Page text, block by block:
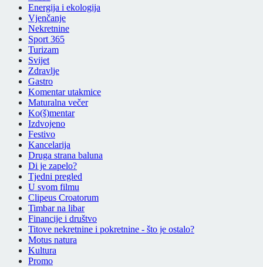
Energija i ekologija
Vjenčanje
Nekretnine
Sport 365
Turizam
Svijet
Zdravlje
Gastro
Komentar utakmice
Maturalna večer
Ko(š)mentar
Izdvojeno
Festivo
Kancelarija
Druga strana baluna
Di je zapelo?
Tjedni pregled
U svom filmu
Clipeus Croatorum
Timbar na libar
Financije i društvo
Titove nekretnine i pokretnine - što je ostalo?
Motus natura
Kultura
Promo